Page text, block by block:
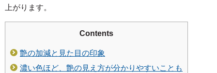
上がります。
Contents
艶の加減と見た目の印象
濃い色ほど、艶の見え方が分かりやすいことも